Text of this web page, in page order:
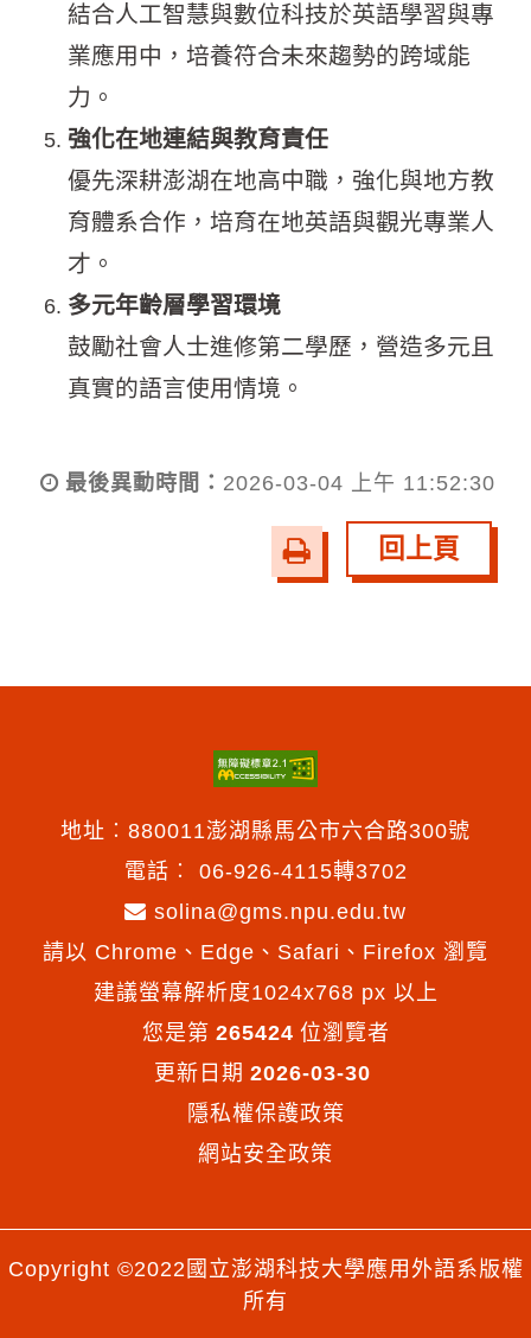
結合人工智慧與數位科技於英語學習與專
業應用中，培養符合未來趨勢的跨域能
力。
強化在地連結與教育責任
優先深耕澎湖在地高中職，強化與地方教
育體系合作，培育在地英語與觀光專業人
才。
多元年齡層學習環境
鼓勵社會人士進修第二學歷，營造多元且
真實的語言使用情境。
最後異動時間： 2026-03-04 上午 11:52:30
友
善
回上頁
地址︰880011澎湖縣馬公市六合路300號
電話︰ 06-926-4115轉3702
solina@gms.npu.edu.tw
請以 Chrome、Edge、Safari、Firefox 瀏覽
建議螢幕解析度1024x768 px 以上
您是第 265424 位瀏覽者
更新日期 2026-03-30
隱私權保護政策
網站安全政策
Copyright ©2022國立澎湖科技大學應用外語系版權
所有